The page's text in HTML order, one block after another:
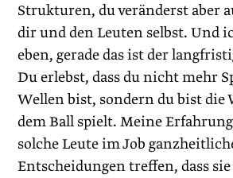
Strukturen, du veränderst aber
dir und den Leuten selbst. Und
eben, gerade das ist der
Du erlebst, dass du nicht mehr
Wellen bist, sondern du bist die
dem Ball spielt. Meine
solche Leute im Job
Entscheidungen treffen, dass